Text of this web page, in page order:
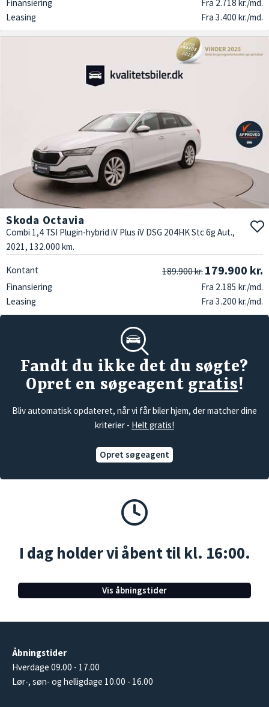
Finansiering
Fra 2.718 kr./md.
Leasing
Fra 3.400 kr./md.
Skoda Octavia
Combi 1,4 TSI Plugin-hybrid iV Plus iV DSG 204HK Stc 6g Aut.,
2021, 132.000 km.
Kontant 189.900 kr. 179.900 kr.
Finansiering
Fra 2.185 kr./md.
Leasing
Fra 3.200 kr./md.
Fandt du ikke det du søgte?
Opret en søgeagent gratis!
Bliv automatisk opdateret, når vi får biler hjem, der matcher dine
kriterier - Helt gratis!
Opret søgeagent
I dag holder vi åbent til kl. 16:00.
Vis åbningstider
Åbningstider
Hverdage 09.00 - 17.00
Lør-, søn- og helligdage 10.00 - 16.00